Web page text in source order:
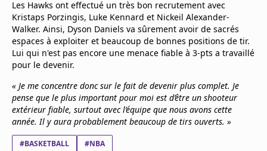
Les Hawks ont effectué un très bon recrutement avec
Kristaps Porzingis, Luke Kennard et Nickeil Alexander-
Walker. Ainsi, Dyson Daniels va sûrement avoir de sacrés
espaces à exploiter et beaucoup de bonnes positions de tir.
Lui qui n'est pas encore une menace fiable à 3-pts a travaillé
pour le devenir.
« Je me concentre donc sur le fait de devenir plus complet. Je
pense que le plus important pour moi est d’être un shooteur
extérieur fiable, surtout avec l’équipe que nous avons cette
année. Il y aura probablement beaucoup de tirs ouverts. »
#BASKETBALL #NBA